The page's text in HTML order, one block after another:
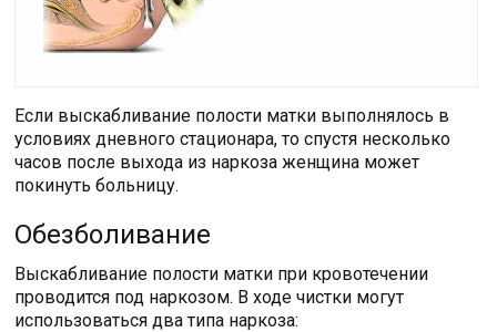
Если выскабливание полости матки выполнялось в
условиях дневного стационара, то спустя несколько
часов после выхода из наркоза женщина может
покинуть больницу.
Обезболивание
Выскабливание полости матки при кровотечении
проводится под наркозом. В ходе чистки могут
использоваться два типа наркоза: